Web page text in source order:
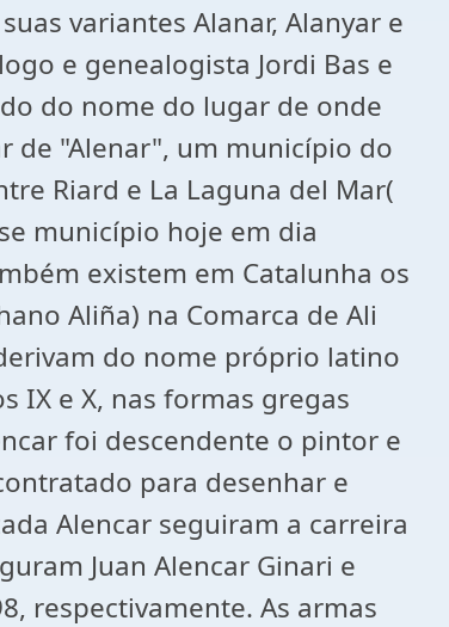
variantes Alanar, Alanyar e
e genealogista Jordi Bas e
do nome do lugar de onde
de "Alenar", um município do
Riard e La Laguna del Mar(
município hoje em dia
existem em Catalunha os
Aliña) na Comarca de Ali
do nome próprio latino
IX e X, nas formas gregas
foi descendente o pintor e
para desenhar e
Alencar seguiram a carreira
Juan Alencar Ginari e
respectivamente. As armas